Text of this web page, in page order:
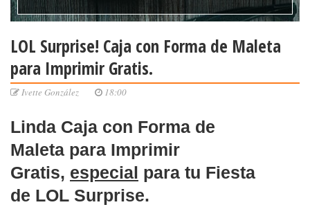
LOL Surprise! Caja con Forma de Maleta
para Imprimir Gratis.
Ivette González 18:00
Linda Caja con Forma de
Maleta para Imprimir
Gratis, especial para tu Fiesta
de LOL Surprise.